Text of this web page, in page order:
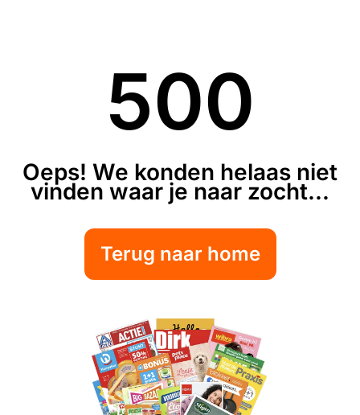
500
Oeps! We konden helaas niet
vinden waar je naar zocht...
Terug naar home